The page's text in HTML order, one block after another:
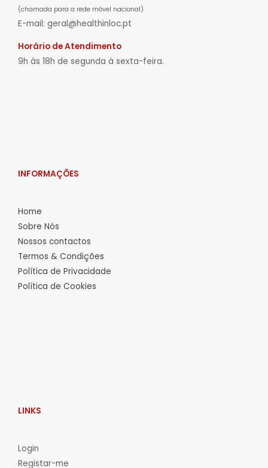
(chamada para a rede móvel nacional)
E-mail: geral@healthinloc.pt
Horário de Atendimento
9h às 18h de segunda à sexta-feira.
INFORMAÇÕES
Home
Sobre Nós
Nossos contactos
Termos & Condições
Política de Privacidade
Política de Cookies
LINKS
Login
Registar-me